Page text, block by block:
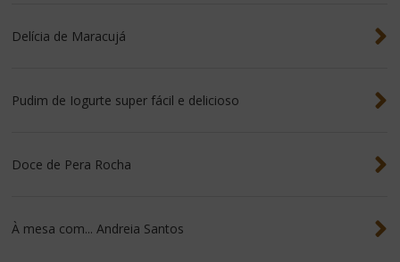
Delícia de Maracujá
Pudim de Iogurte super fácil e delicioso
Doce de Pera Rocha
À mesa com... Andreia Santos